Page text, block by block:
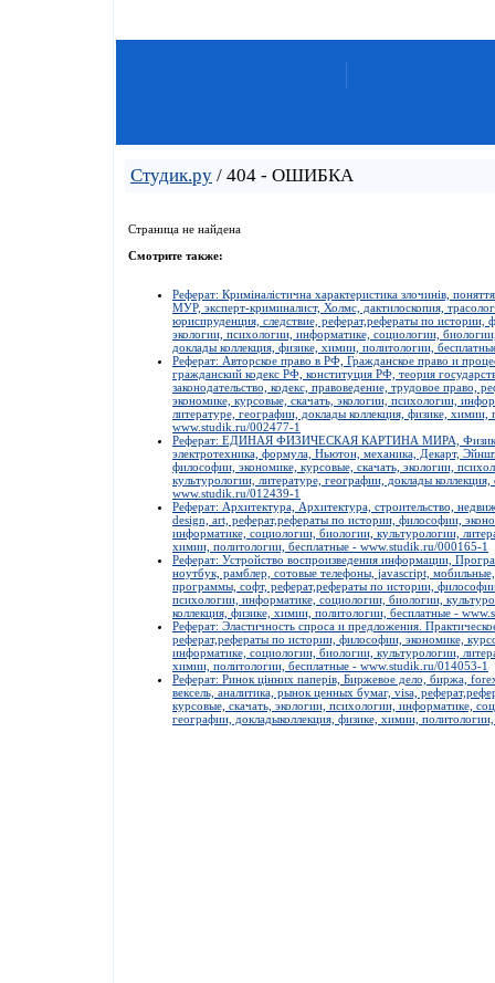
Студик.ру / 404 - ОШИБКА
Страница не найдена
Смотрите также:
Реферат: Криміналістична характеристика злочинів,
МУР, эксперт-криминалист, Холмс, дактилоскопия,
юриспруденция, следствие, реферат,рефераты по истории,
экологии, психологии, информатике, социологии,
доклады коллекция, физике, химии, политологии,
Реферат: Авторское право в РФ, Гражданское право и
гражданский кодекс РФ, конституция РФ, теория
законодательство, кодекс, правоведение, трудовое право,
экономике, курсовые, скачать, экологии, психологии,
литературе, географии, доклады коллекция, физике, химии,
www.studik.ru/002477-1
Реферат: ЕДИНАЯ ФИЗИЧЕСКАЯ КАРТИНА МИРА, Физика,
электротехника, формула, Ньютон, механика, Декарт,
философии, экономике, курсовые, скачать, экологии,
культурологии, литературе, географии, доклады
www.studik.ru/012439-1
Реферат: Архитектура, Архитектура, строительство,
design, art, реферат,рефераты по истории, философии,
информатике, социологии, биологии, культурологии,
химии, политологии, бесплатные - www.studik.ru/000165-1
Реферат: Устройство воспроизведения информации,
ноутбук, рамблер, сотовые телефоны, javascript,
программы, софт, реферат,рефераты по истории,
психологии, информатике, социологии, биологии,
коллекция, физике, химии, политологии, бесплатные -
Реферат: Эластичность спроса и предложения.
реферат,рефераты по истории, философии, экономике,
информатике, социологии, биологии, культурологии,
химии, политологии, бесплатные - www.studik.ru/014053-1
Реферат: Ринок цінних паперів, Биржевое дело,
вексель, аналитика, рынок ценных бумаг, visa,
курсовые, скачать, экологии, психологии, информатике,
географии, докладыколлекция, физике, химии,